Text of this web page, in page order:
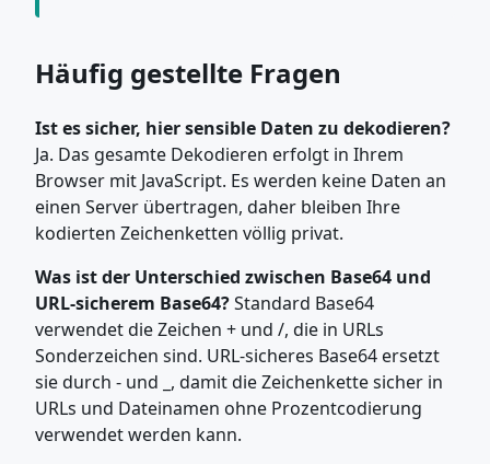
Häufig gestellte Fragen
Ist es sicher, hier sensible Daten zu dekodieren?
Ja. Das gesamte Dekodieren erfolgt in Ihrem
Browser mit JavaScript. Es werden keine Daten an
einen Server übertragen, daher bleiben Ihre
kodierten Zeichenketten völlig privat.
Was ist der Unterschied zwischen Base64 und
URL-sicherem Base64?Standard Base64
verwendet die Zeichen + und /, die in URLs
Sonderzeichen sind. URL-sicheres Base64 ersetzt
sie durch - und _, damit die Zeichenkette sicher in
URLs und Dateinamen ohne Prozentcodierung
verwendet werden kann.